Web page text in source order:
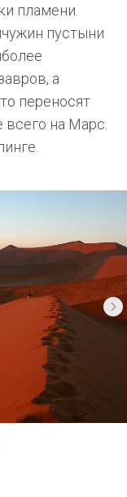
пламени.
пустыни
а
переносят
всего на Марс.